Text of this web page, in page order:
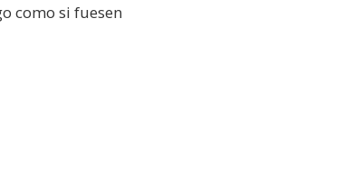
como si fuesen